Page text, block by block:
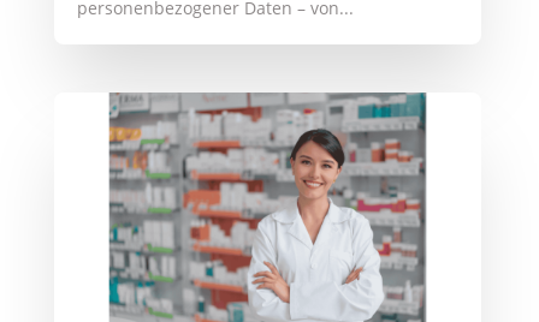
personenbezogener Daten – von...